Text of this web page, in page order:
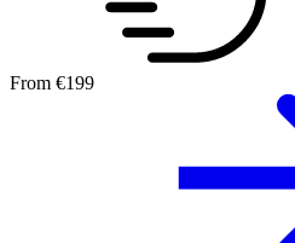
From €199